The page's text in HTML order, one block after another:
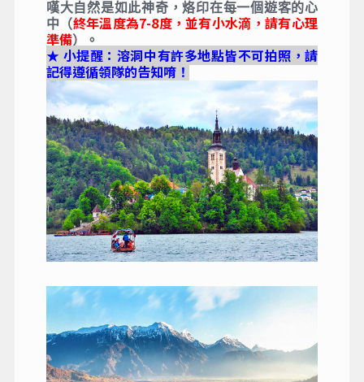
嘆大自然是如此神奇，烙印在每一個遊客的心
中（終年溫度為7-8度，並有小水滴，請有心理
準備）。
★ 小提醒：溶洞中有許多地點皆不可拍照，請
記得遵循領隊的告知唷！